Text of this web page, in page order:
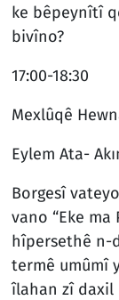
ke bêpeynîtî
bivîno?
17:00-18:30
Mexlûqê
Eylem Ata-
Borgesî
vano “Eke ma
hîpersethê n-
termê umûmî
îlahan zî daxil